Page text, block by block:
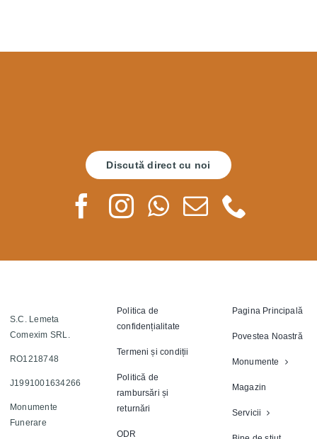
Discută direct cu noi
S.C. Lemeta
Comexim SRL.
RO1218748
J1991001634266
Monumente
Funerare
Politica de
confidențialitate
Termeni și condiții
Politică de
rambursări și
returnări
ODR
Pagina Principală
Povestea Noastră
Monumente
Magazin
Servicii